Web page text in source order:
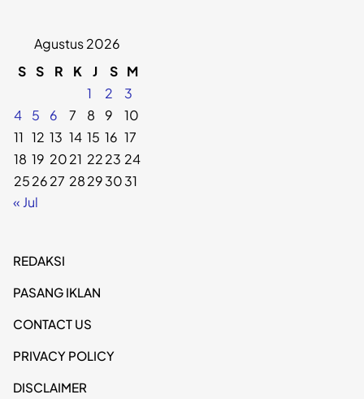
Agustus 2026
S S R K J S M
1
2
3
4
5 6 7 8 9
10
11 12 13 14 15 16 17
18 19 2021 2223 24
252627 28293031
« Jul
REDAKSI
PASANG IKLAN
CONTACT US
PRIVACY POLICY
DISCLAIMER